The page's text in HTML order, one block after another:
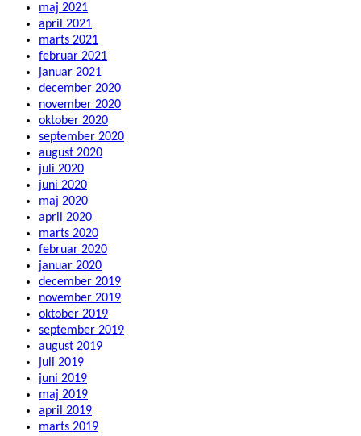
maj 2021
april 2021
marts 2021
februar 2021
januar 2021
december 2020
november 2020
oktober 2020
september 2020
august 2020
juli 2020
juni 2020
maj 2020
april 2020
marts 2020
februar 2020
januar 2020
december 2019
november 2019
oktober 2019
september 2019
august 2019
juli 2019
juni 2019
maj 2019
april 2019
marts 2019